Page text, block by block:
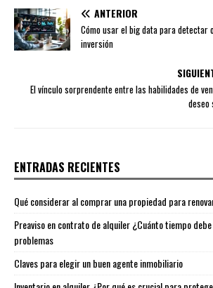
ANTERIOR
Cómo usar el big data para detectar
inversión
El vínculo sorprendente entre las habilidades de
deseo
ENTRADAS RECIENTES
Qué considerar al comprar una propiedad para
Preaviso en contrato de alquiler ¿Cuánto tiempo
problemas
Claves para elegir un buen agente inmobiliario